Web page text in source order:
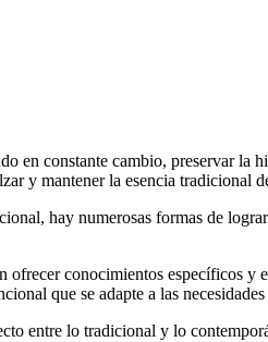
en constante cambio, preservar la
y mantener la esencia tradicional
hay numerosas formas de
ofrecer conocimientos específicos
que se adapte a las necesidades
entre lo tradicional y lo